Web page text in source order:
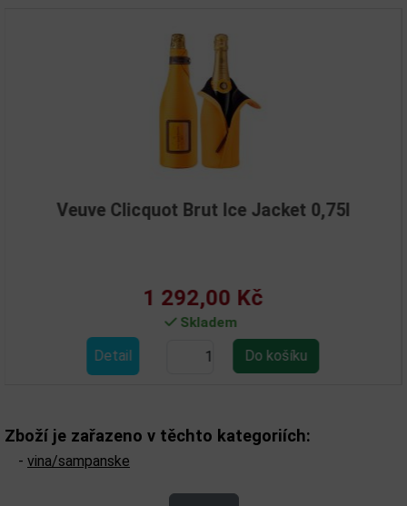
Clicquot Brut Ice Jacket 0,75l
1 292,00 Kč
Zboží je zařazeno v těchto kategoriích:
- vina/sampanske